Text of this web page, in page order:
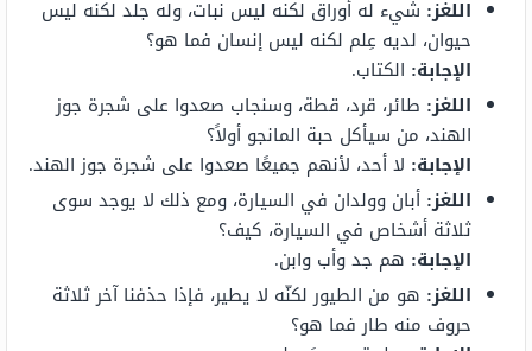
اللغز: شيء له أوراق لكنه ليس نبات، وله جلد لكنه ليس
حيوان، لديه عِلم لكنه ليس إنسان فما هو؟
الإجابة: الكتاب.
اللغز: طائر، قرد، قطة، وسنجاب صعدوا على شجرة جوز
الهند، من سيأكل حبة المانجو أولاً؟
الإجابة: لا أحد، لأنهم جميعًا صعدوا على شجرة جوز الهند.
اللغز: أبان وولدان في السيارة، ومع ذلك لا يوجد سوى
ثلاثة أشخاص في السيارة، كيف؟
الإجابة: هم جد وأب وابن.
اللغز: هو من الطيور لكنّه لا يطير، فإذا حذفنا آخر ثلاثة
حروف منه طار فما هو؟